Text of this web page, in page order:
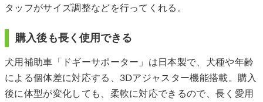
タッフがサイズ調整などを行ってくれる。
購入後も長く使用できる
犬用補助車「ドギーサポーター」は日本製で、犬種や年齢
による個体差に対応する、3Dアジャスター機能搭載。購入
後に体型が変化しても、柔軟に対応できるので、長く愛用